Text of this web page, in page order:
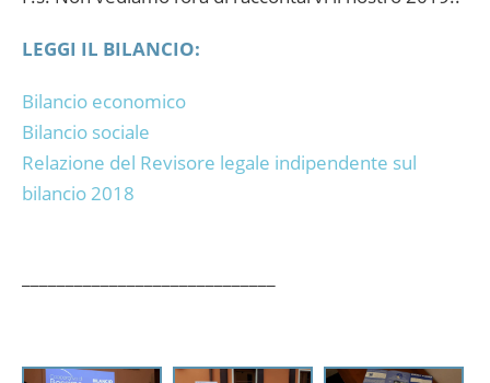
LEGGI IL BILANCIO:
Bilancio economico
Bilancio sociale
Relazione del Revisore legale indipendente sul
bilancio 2018